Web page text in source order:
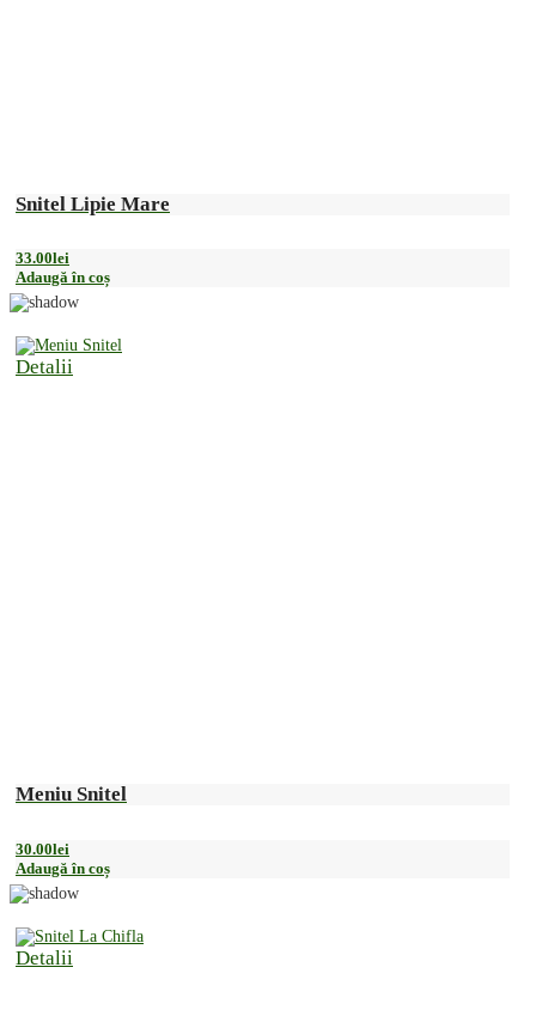
Snitel Lipie Mare
33.00lei
Adaugă în coș
Detalii
Meniu Snitel
30.00lei
Adaugă în coș
Detalii